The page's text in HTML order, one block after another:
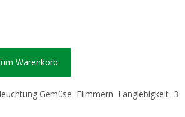
Warenkorb
Gemüse Flimmern Langlebigkeit 3